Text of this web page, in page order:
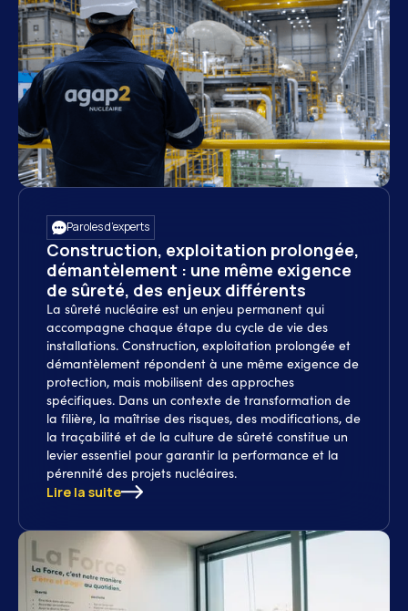
Paroles d’experts
Construction, exploitation prolongée,
démantèlement : une même exigence
de sûreté, des enjeux différents
La sûreté nucléaire est un enjeu permanent qui
accompagne chaque étape du cycle de vie des
installations. Construction, exploitation prolongée et
démantèlement répondent à une même exigence de
protection, mais mobilisent des approches
spécifiques. Dans un contexte de transformation de
la filière, la maîtrise des risques, des modifications, de
la traçabilité et de la culture de sûreté constitue un
levier essentiel pour garantir la performance et la
pérennité des projets nucléaires.
Lire la suite